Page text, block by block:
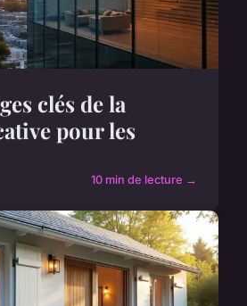
clés de la
pour les
10 min de lecture →